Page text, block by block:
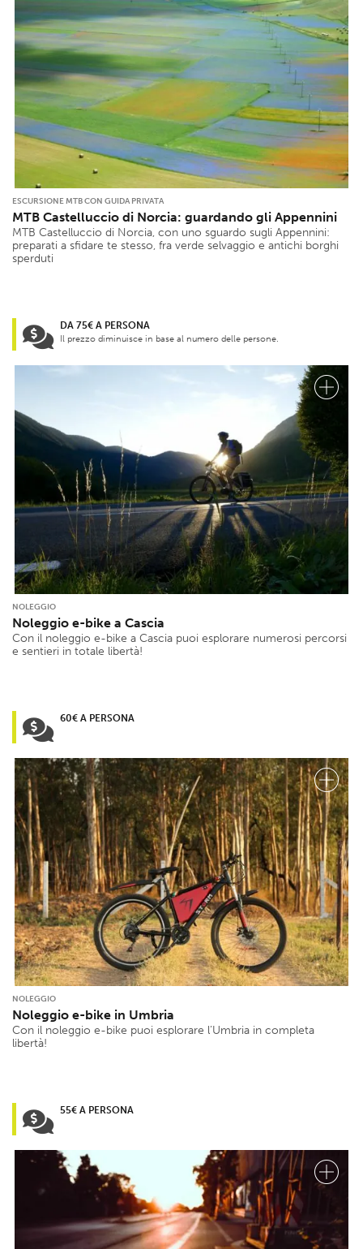
ESCURSIONE MTB CON GUIDA PRIVATA
MTB Castelluccio di Norcia: guardando gli Appennini
MTB Castelluccio di Norcia, con uno sguardo sugli Appennini:
preparati a sfidare te stesso, fra verde selvaggio e antichi borghi
sperduti
DA 75€ A PERSONA
Il prezzo diminuisce in base al numero delle persone.
NOLEGGIO
Noleggio e-bike a Cascia
Con il noleggio e-bike a Cascia puoi esplorare numerosi percorsi
e sentieri in totale libertà!
60€ A PERSONA
NOLEGGIO
Noleggio e-bike in Umbria
Con il noleggio e-bike puoi esplorare l’Umbria in completa
libertà!
55€ A PERSONA